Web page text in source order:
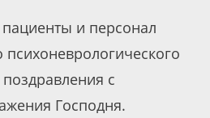
пациенты и персонал
с
Господня.